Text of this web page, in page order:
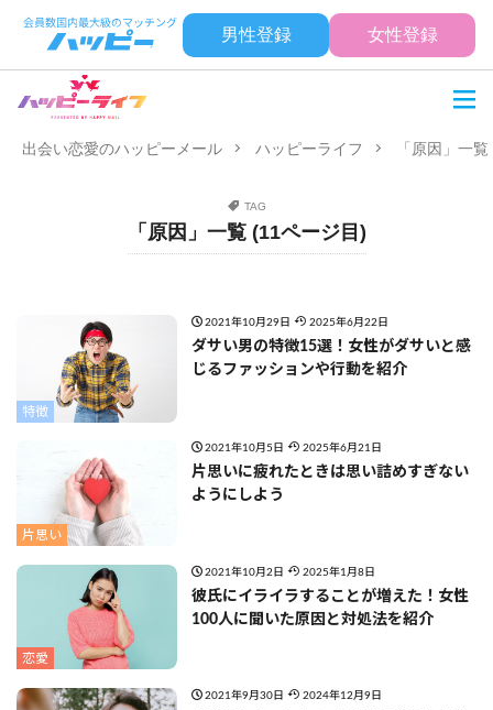
男性登録 女性登録
出会い恋愛のハッピーメール ハッピーライフ 「原因」一
TAG
「原因」一覧 (11ページ目)
特徴
2021年10月29日 2025年6月22日
ダサい男の特徴15選！女性がダサいと感
じるファッションや行動を紹介
片思い
2021年10月5日 2025年6月21日
片思いに疲れたときは思い詰めすぎない
ようにしよう
恋愛
2021年10月2日 2025年1月8日
彼氏にイライラすることが増えた！女性
100人に聞いた原因と対処法を紹介
2021年9月30日 2024年12月9日